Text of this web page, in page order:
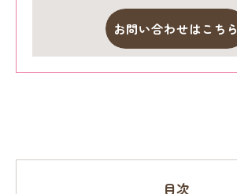
お問い合わせはこちら
目次